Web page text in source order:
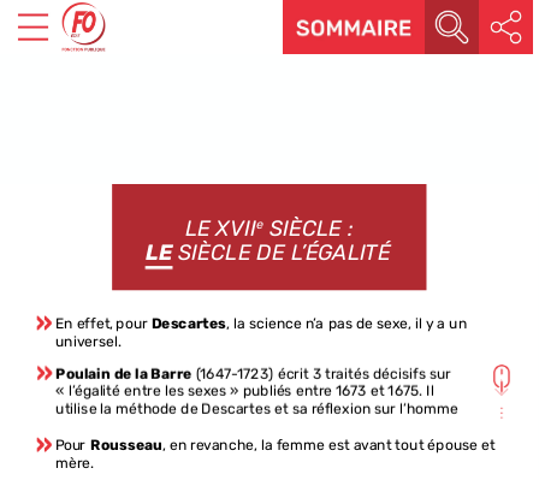
En effet, pour Descartes, la science n’a pas de sexe, il ya un
universel.
Pour Rousseau, en revanche, la femme est avant tout épouse et
mère.
LE XVIIe SIÈCLE :
LE SIÈCLE DE L’ÉGALITÉ
Poulain de laBarre (1647-1723) écrit 3 traités décisifs sur
« l’égalité entre les sexes » publiés entre 1673 et 1675. Il
utilise la méthode de Descartes et sa réflexion sur l’homme
devue physiologique que psychologique. Il discute lesthèses
desthéoriciens